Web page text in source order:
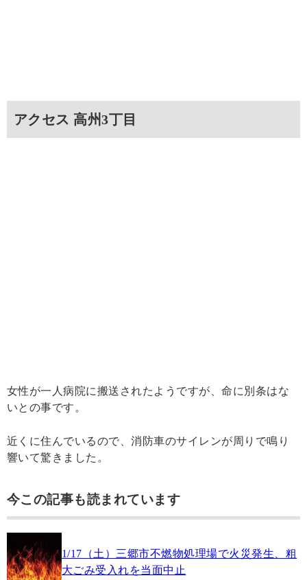
アクセス 高州3丁目
女性が一人病院に搬送されたようですが、命に別条はな
いとの事です。
近くに住んでいるので、消防車のサイレンが周りで鳴り
響いて驚きました。
今この記事も読まれています
1/17（土）三郷市不燃物処理場で火災発生、粗
大ごみ受入れを当面中止